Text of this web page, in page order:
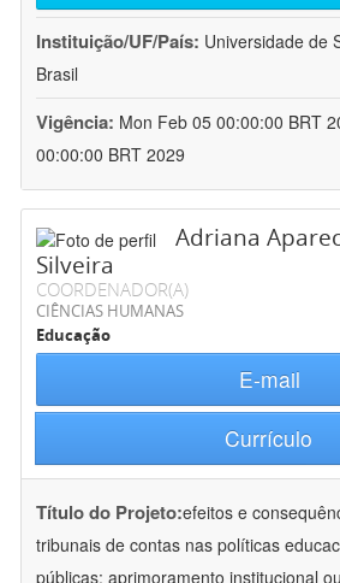
Instituição/UF/País: Universidade de
Brasil
Vigência: Mon Feb 05 00:00:00 BRT
00:00:00 BRT 2029
Adriana
Silveira
COORDENADOR(A)
CIÊNCIAS HUMANAS
Educação
E-mail
Currículo
Título do Projeto:efeitos e
tribunais de contas nas políticas
públicas: aprimoramento institucional